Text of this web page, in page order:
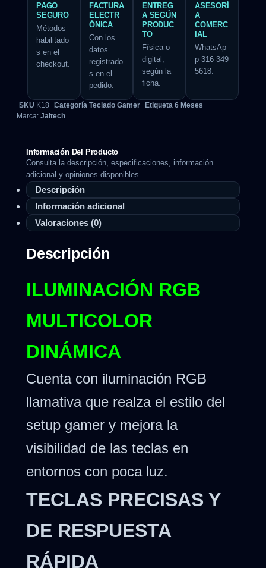
PAGO
SEGURO
Métodos
habilitado
s en el
checkout.
FACTURA
ELECTR
ÓNICA
Con los
datos
registrado
s en el
pedido.
ENTREG
A SEGÚN
PRODUC
TO
Física o
digital,
según la
ficha.
ASESORÍ
A
COMERC
IAL
WhatsAp
p 316 349
5618.
SKU K18 Categoría Teclado Gamer Etiqueta 6 Meses
Marca: Jaltech
Información Del Producto
Consulta la descripción, especificaciones, información
adicional y opiniones disponibles.
Descripción
Información adicional
Valoraciones (0)
Descripción
ILUMINACIÓN RGB
MULTICOLOR
DINÁMICA
Cuenta con iluminación RGB
llamativa que realza el estilo del
setup gamer y mejora la
visibilidad de las teclas en
entornos con poca luz.
TECLAS PRECISAS Y
DE RESPUESTA
RÁPIDA